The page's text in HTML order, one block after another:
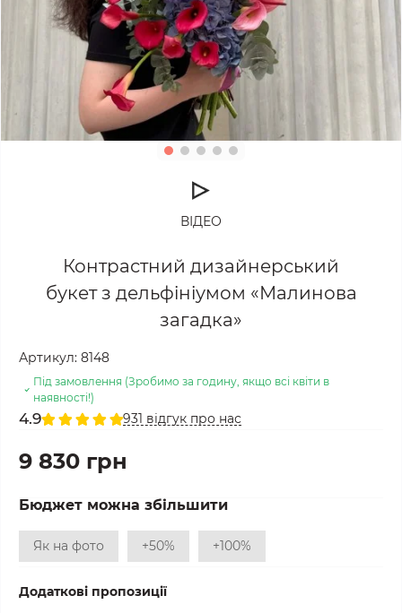
ВІДЕО
Контрастний дизайнерський
букет з дельфініумом «Малинова
загадка»
Артикул: 8148
Під замовлення (Зробимо за годину, якщо всі квіти в
наявності!)
4.9 931 відгук про нас
9 830 грн
Бюджет можна збільшити
Як на фото +50% +100%
Додаткові пропозиції